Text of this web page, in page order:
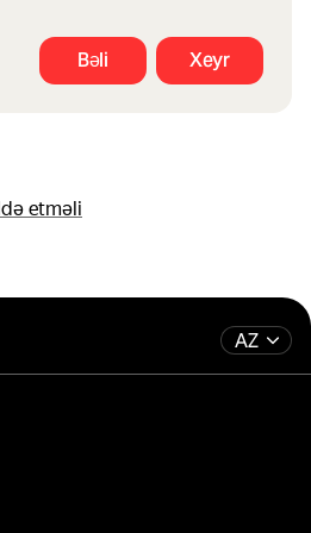
Bəli Xeyr
etməli
AZ